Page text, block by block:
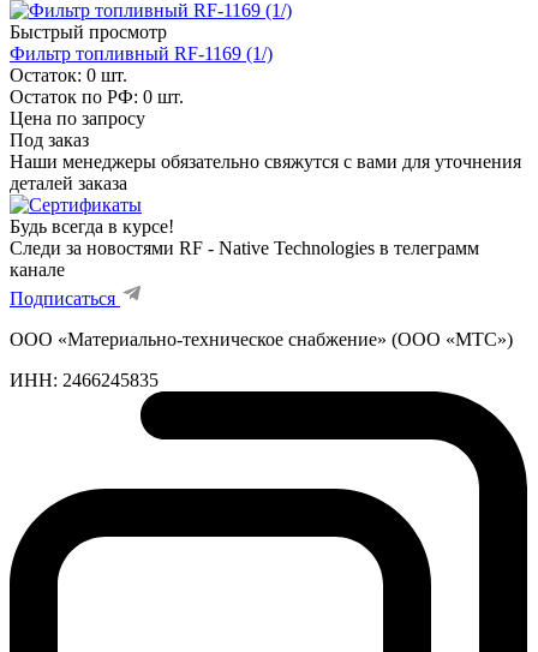
Быстрый просмотр
Фильтр топливный RF-1169 (1/)
Остаток: 0 шт.
Остаток по РФ: 0 шт.
Цена по запросу
Под заказ
Наши менеджеры обязательно свяжутся с вами для уточнения
деталей заказа
Будь всегда в курсе!
Следи за новостями RF - Native Technologies в телеграмм
канале
Подписаться
ООО «Материально-техническое снабжение» (ООО «МТС»)
ИНН: 2466245835